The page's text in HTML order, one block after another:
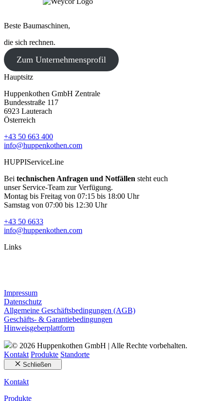
Beste Baumaschinen,
die sich rechnen.
Zum Unternehmensprofil
Hauptsitz
Huppenkothen GmbH Zentrale
Bundesstraße 117
6923 Lauterach
Österreich
+43 50 663 400
info@huppenkothen.com
HUPPIServiceLine
Bei technischen Anfragen und Notfällen steht euch
unser Service-Team zur Verfügung.
Montag bis Freitag von 07:15 bis 18:00 Uhr
Samstag von 07:00 bis 12:30 Uhr
+43 50 6633
info@huppenkothen.com
Links
Impressum
Datenschutz
Allgemeine Geschäftsbedingungen (AGB)
Geschäfts- & Garantiebedingungen
Hinweisgeberplattform
© 2026 Huppenkothen GmbH | Alle Rechte vorbehalten.
Kontakt Produkte Standorte
Schließen
Kontakt
Produkte